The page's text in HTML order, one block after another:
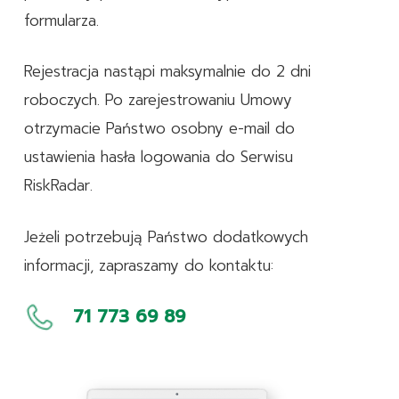
formularza.
Rejestracja nastąpi maksymalnie do 2 dni
roboczych. Po zarejestrowaniu Umowy
otrzymacie Państwo osobny e-mail do
ustawienia hasła logowania do Serwisu
RiskRadar.
Jeżeli potrzebują Państwo dodatkowych
informacji, zapraszamy do kontaktu:
71 773 69 89